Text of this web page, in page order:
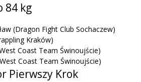
84 kg
(Dragon Fight Club Sochaczew)
Kraków)
Coast Team Świnoujście)
Coast Team Świnoujście)
Pierwszy Krok